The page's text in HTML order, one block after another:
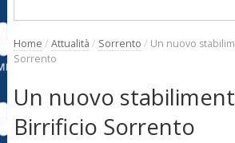
Home / Attualità / Sorrento / Un nuovo
Sorrento
Un nuovo
Birrificio Sorrento